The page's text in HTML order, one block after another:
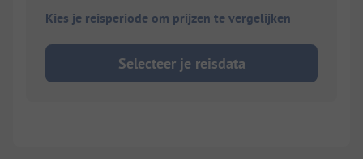
Kies je reisperiode om prijzen te vergelijken
Selecteer je reisdata